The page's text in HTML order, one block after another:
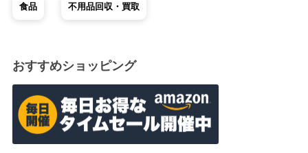
食品 不用品回収・買取
おすすめショッピング